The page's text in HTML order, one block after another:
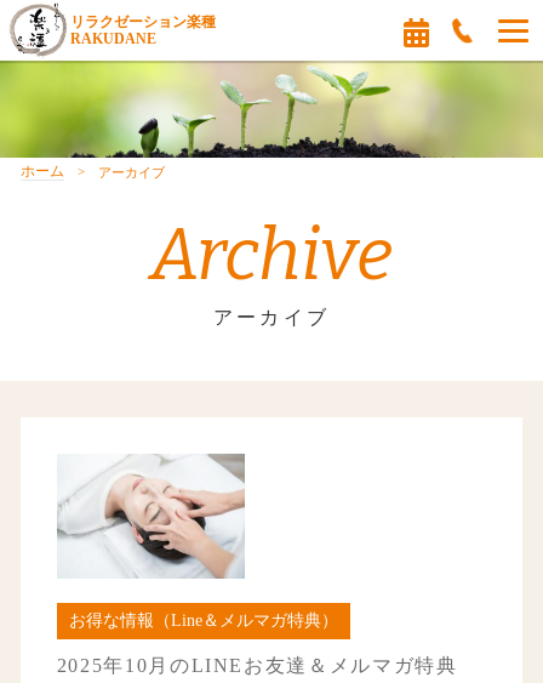
リラクゼーション楽種
RAKUDANE
ホーム アーカイブ
Archive
アーカイブ
お得な情報（Line＆メルマガ特典）
2025年10月のLINEお友達＆メルマガ特典